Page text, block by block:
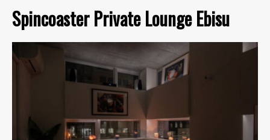
Spincoaster Private Lounge Ebisu